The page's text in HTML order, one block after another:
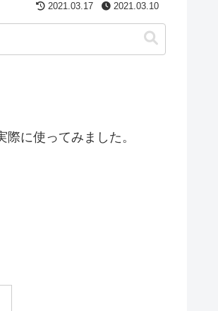
2021.03.17 2021.03.10
に使ってみました。